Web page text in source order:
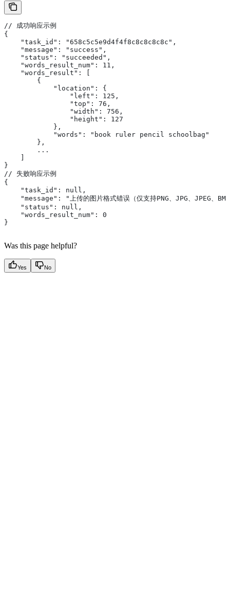
// 成功响应示例
{
    "task_id": "658c5c5e9d4f4f8c8c8c8c8c",
    "message": "success",
    "status": "succeeded",
    "words_result_num": 11,
    "words_result": [
        {
            "location": {
                "left": 125,
                "top": 76,
                "width": 756,
                "height": 127
            },
            "words": "book ruler pencil schoolbag"
        },
        ...
}
// 失败响应示例
{
    "task_id": null,
"message": "上传的图片格式错误（仅支持PNG、JPG、JPEG、
    "status": null,
    "words_result_num": 0
}
Was this page helpful?
Yes No